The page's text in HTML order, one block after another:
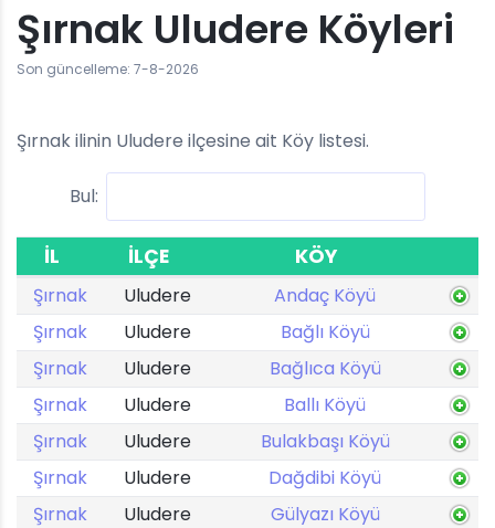
Şırnak Uludere Köyleri
Son güncelleme: 7-8-2026
Şırnak ilinin Uludere ilçesine ait Köy listesi.
Bul:
İL İLÇE KÖY
Şırnak Uludere
Andaç Köyü
Şırnak
Uludere
Bağlı Köyü
Şırnak
Uludere
Bağlıca Köyü
Şırnak
Uludere
Ballı Köyü
Şırnak
Uludere
Bulakbaşı Köyü
Şırnak
Uludere
Dağdibi Köyü
Şırnak
Uludere
Gülyazı Köyü